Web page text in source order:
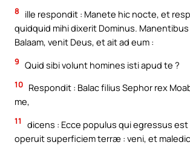
8
ille respondit : Manete hic nocte, et
quidquid mihi dixerit Dominus. Manentibus
Balaam, venit Deus, et ait ad eum :
9 Quid sibi volunt homines isti apud te ?
10 Respondit : Balac filius Sephor rex
me,
11
dicens : Ecce populus qui egressus
operuit superficiem terræ : veni, et